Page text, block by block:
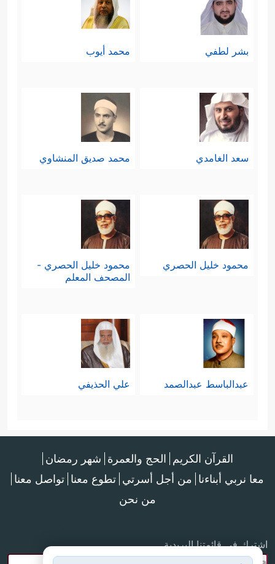
بشر لطفي محمد أيوب
سعد الغامدي محمد صديق المنشاوي
محمود خليل الحصري
محمود خليل الحصري -
المصحف المعلم
عبدالباسط عبدالصمد علي الحذيفي
القرآن الكريم الحج والعمرة شهر رمضان
معا نربي أبناءنا من أجل أسرتي تطوع معنا تواصل معنا
من نحن
اشترك في قائمتنا البريدية